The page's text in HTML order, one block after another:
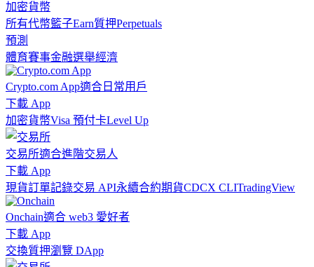
加密貨幣
所有代幣籃子Earn質押Perpetuals
預測
體育賽事金融選舉經濟
Crypto.com App適合日常用戶
下載 App
加密貨幣Visa 預付卡Level Up
交易所適合進階交易人
下載 App
現貨訂單記錄交易 API永續合約期貨CDCX CLITradingView
Onchain適合 web3 愛好者
下載 App
交換質押瀏覽 DApp